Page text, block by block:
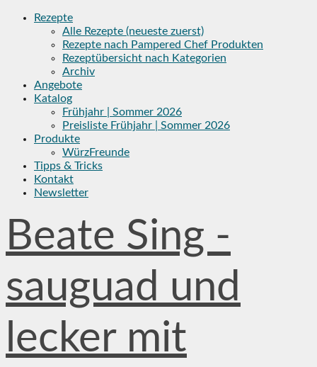
Skip
Rezepte
Alle Rezepte (neueste zuerst)
Rezepte nach Pampered Chef Produkten
Rezeptübersicht nach Kategorien
Archiv
Angebote
Katalog
Frühjahr | Sommer 2026
Preisliste Frühjahr | Sommer 2026
Produkte
WürzFreunde
Tipps & Tricks
Kontakt
Newsletter
Beate Sing -
sauguad und
lecker mit